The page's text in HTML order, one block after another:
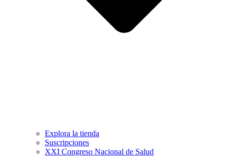
Explora la tienda
Suscripciones
XXI Congreso Nacional de Salud